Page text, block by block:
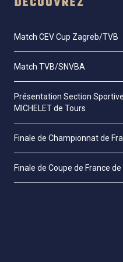
Match CEV Cup Zagreb/TVB
Match TVB/SNVBA
Présentation Section
MICHELET de Tours
Finale de Championnat de
Finale de Coupe de France